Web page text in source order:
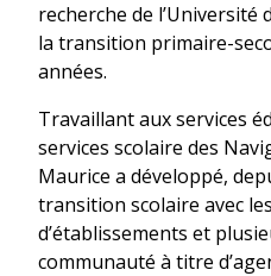
recherche de
la transition primaire-
années.
Travaillant aux services
services scolaire des
Maurice a développé,
transition scolaire avec
d’établissements et
communauté à titre